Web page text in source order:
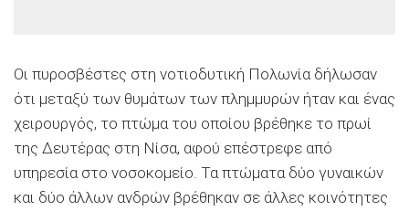
Οι πυροσβέστες στη νοτιοδυτική Πολωνία δήλωσαν
ότι μεταξύ των θυμάτων των πλημμυρών ήταν και ένας
χειρουργός, το πτώμα του οποίου βρέθηκε το πρωί
της Δευτέρας στη Νίσα, αφού επέστρεφε από
υπηρεσία στο νοσοκομείο. Τα πτώματα δύο γυναικών
και δύο άλλων ανδρών βρέθηκαν σε άλλες κοινότητες